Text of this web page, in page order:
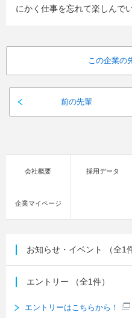
にかく仕事を忘れて楽しんでい
前の先輩
この企業の
会社概要 採用データ
企業マイページ
お知らせ・イベント （全1
エントリー （全1件）
エントリーはこちらから！